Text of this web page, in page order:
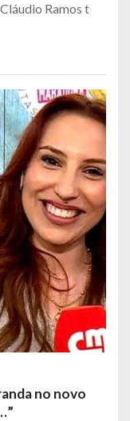
Ramos t
no novo